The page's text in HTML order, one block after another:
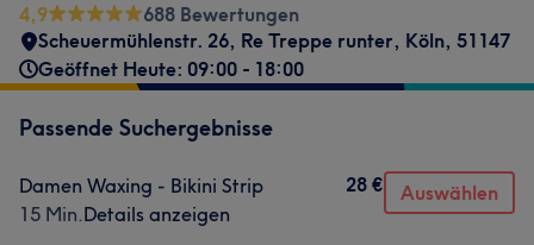
4,9
688 Bewertungen
Scheuermühlenstr. 26, Re Treppe runter, Köln, 51147
Geöffnet Heute: 09:00 - 18:00
Passende Suchergebnisse
Damen Waxing - Bikini Strip
15 Min.Details anzeigen
28 € Auswählen